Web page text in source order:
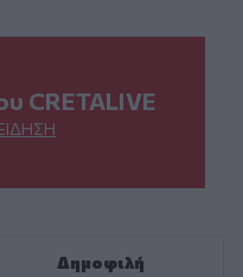
CRETALIVE
Δημοφιλή